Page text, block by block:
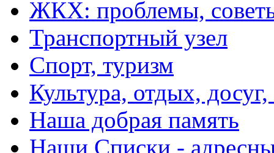
ЖКХ: проблемы,
Транспортный узел
Спорт, туризм
Культура, отдых,
Наша добрая память
Наши Списки -